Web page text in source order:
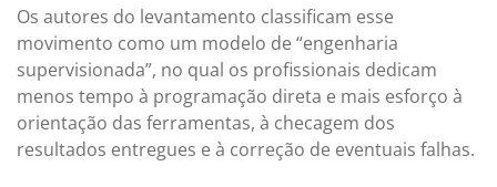
Os autores do levantamento classificam esse
movimento como um modelo de “engenharia
supervisionada”, no qual os profissionais dedicam
menos tempo à programação direta e mais esforço à
orientação das ferramentas, à checagem dos
resultados entregues e à correção de eventuais falhas.